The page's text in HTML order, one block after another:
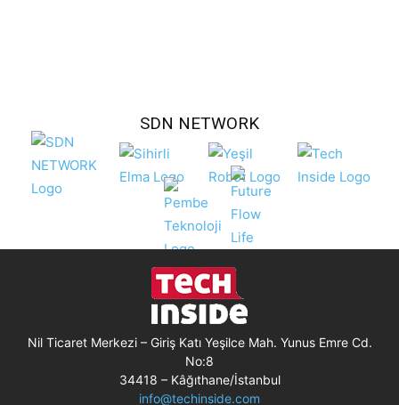
SDN NETWORK
Nil Ticaret Merkezi – Giriş Katı Yeşilce Mah. Yunus Emre Cd.
No:8
34418 – Kâğıthane/İstanbul
info@techinside.com